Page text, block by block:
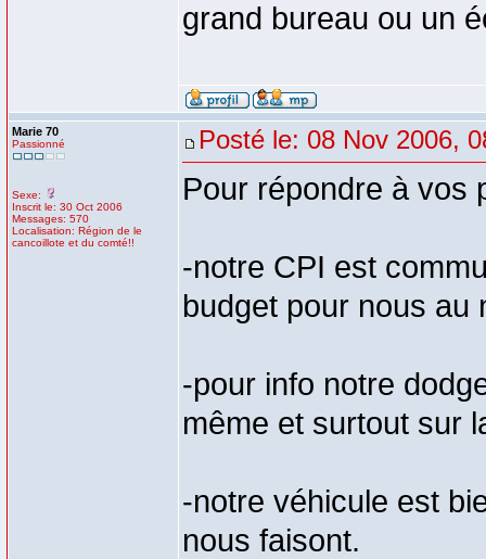
grand bureau ou un
Marie 70
Passionné
Sexe:
Inscrit le: 30 Oct 2006
Messages: 570
Localisation: Région de le
cancoillote et du comté!!
Posté le: 08 Nov 2006,
Pour répondre à vos
-notre CPI est
budget pour nous au
-pour info notre
même et surtout sur
-notre véhicule est
nous faisont.